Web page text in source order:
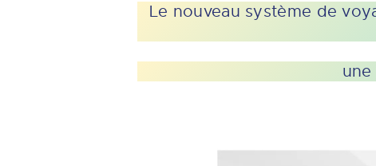
Le nouveau système de